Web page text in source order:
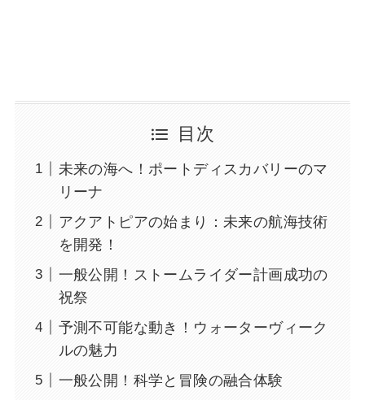
目次
未来の海へ！ポートディスカバリーのマ
リーナ
アクアトピアの始まり：未来の航海技術
を開発！
一般公開！ストームライダー計画成功の
祝祭
予測不可能な動き！ウォーターヴィーク
ルの魅力
一般公開！科学と冒険の融合体験